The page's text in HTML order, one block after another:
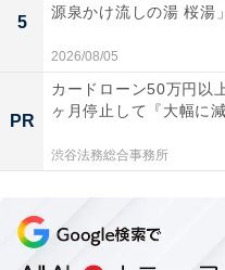
ため、肌が乾燥しやすい
浴後はそのまま放置を
って速やかに保湿ケアを
■化粧水だけでなく保湿
化粧水のみの保湿は肌
乳液やクリーム等の保
う。
5
源泉かけ流しの湯 桜湯
2026/08/05
PR
カードローン50万円以
ヶ月停止して『大幅に
渋谷法務総合事務所